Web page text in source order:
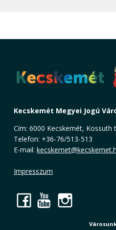
Kecskemét Megyei Jogú
Cím: 6000 Kecskemét, Kossuth
Telefon: +36-76/513-513
E-mail:
Impresszum
Facebook